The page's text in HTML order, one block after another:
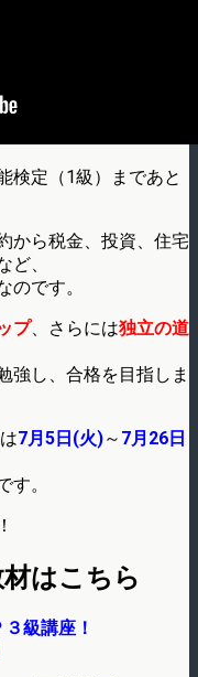
検定（1級）まであと
から税金、投資、住宅
ど、
のです。
プ、さらには独立の道
強し、合格を目指しま
7月5日(火)～ 7月26日
す。
はこちら
級講座！